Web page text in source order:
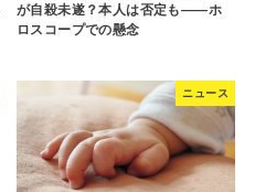
が自殺未遂？本人は否定も――ホ
ロスコープでの懸念
ニュース